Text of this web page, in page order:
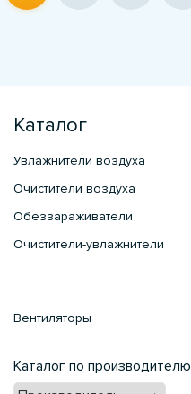
Каталог
Увлажнители воздуха
Очистители воздуха
Обеззараживатели
Очистители-увлажнители
Вентиляторы
Каталог по производителю